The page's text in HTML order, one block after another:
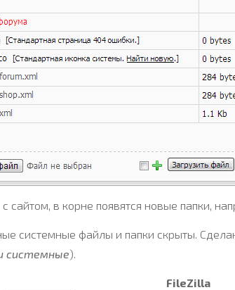
в корне появятся новые папки,
системные файлы и папки скрыты.
системные).
FileZilla